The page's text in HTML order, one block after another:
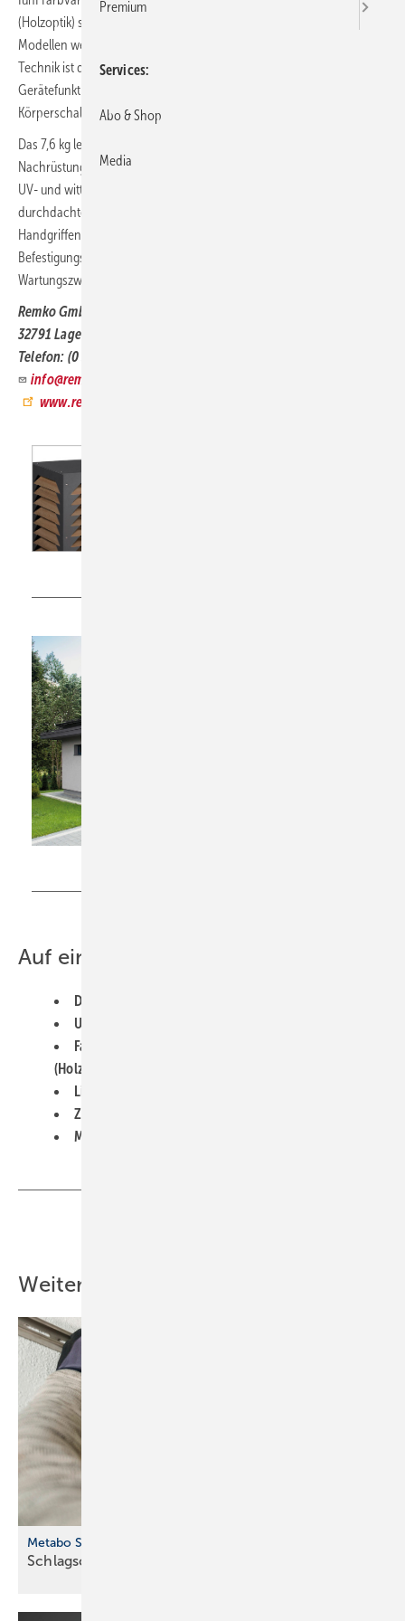
(Holzoptik) sowie Alu-Anthrazit. Bei den beiden letztgenannten
Modellen werden die Lamellen farbig vom Korpus abgesetzt. Statt
Technik ist dann lediglich die Designhaube zu sehen. Die
Gerätefunktion bleibt in jedem Fall uneingeschränkt bestehen, eine
Körperschallübertragung auf Mauerwerk besteht nicht.
Das 7,6 kg leichte Bauteil eignet sich gleichermaßen für Neubau und
Nachrüstung. Das Verbundmaterial aus Aluminium und Kunststoff ist
UV- und witterungsbeständig, also sehr robust. Aufgrund der
durchdachten Konstruktion lässt sich die Designhaube mit wenigen
Handgriffen montieren. REMKO fügt der Lieferung das
Befestigungsmaterial für Wand- und Bodenkonsolen direkt bei. Für
Wartungszwecke kann sie ebenso rasch demontiert werden.
Remko GmbH & Co. KG
32791 Lage
Telefon: (0 52 32) 60 60
info@remko.de
www.remko.de
Auf einen Blick
Designhaube für Klimageräte
UV- und witterungsbeständig
Farbvarianten: Anthrazit, Sand, Alu, Camura
(Holzoptik), Alu-Anthrazit
Lieferung mit Befestigungsmaterial
Zu Wartungszwecken leicht demontierbar
Maße: 700 x 980 x 450 mm (H/B/T).
Weitere Inhalte
Metabo SSW 18 LTX 550 BL
Schlagschrauber für vielseitige
Premium
Services
Abo & Shop
Media